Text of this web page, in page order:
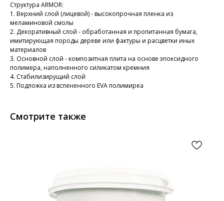
Структура ARMOR:
1. Верхний слой (лицевой) - высокопрочная пленка из
меламиновой смолы
2. Декоративный слой - обработанная и пропитанная бумага,
имитирующая породы дереве или фактуры и расцветки иных
материалов
3. Основной слой - композитная плита на основе эпоксидного
полимера, наполненного силикатом кремния
4. Стабилизирущий слой
5. Подложка из вспененного EVA полимиреа
Смотрите также